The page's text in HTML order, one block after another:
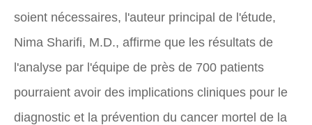
soient nécessaires, l'auteur principal de l'étude,
Nima Sharifi, M.D., affirme que les résultats de
l'analyse par l'équipe de près de 700 patients
pourraient avoir des implications cliniques pour le
diagnostic et la prévention du cancer mortel de la